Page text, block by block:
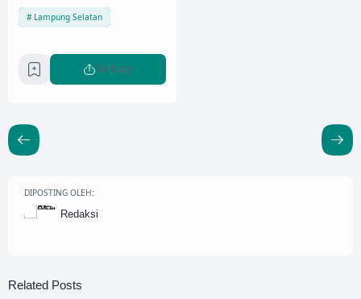
Lampung Selatan
Berbagi
DIPOSTING OLEH:
Redaksi
Related Posts